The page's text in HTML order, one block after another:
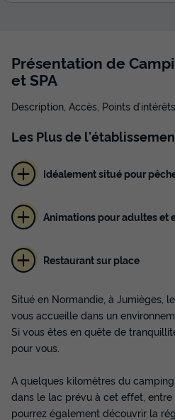
Présentation de
et SPA
Description, Accès, Points
Les Plusde
Idéalement situé pour
Animations pour adultes et
Restaurant sur place
Situé en Normandie, à Jumièges,
vous accueille dans un
Si vous êtes en quête de
pour vous.
A quelques kilomètres du
dans le lac prévu à cet effet, entre
pourrez également découvrir la